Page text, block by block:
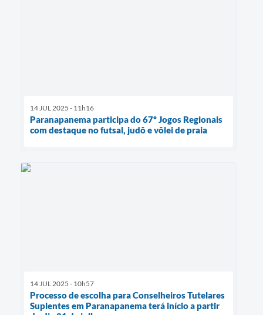
14 JUL 2025 - 11h16
Paranapanema participa do 67º Jogos Regionais
com destaque no futsal, judô e vôlei de praia
14 JUL 2025 - 10h57
Processo de escolha para Conselheiros Tutelares
Suplentes em Paranapanema terá início a partir